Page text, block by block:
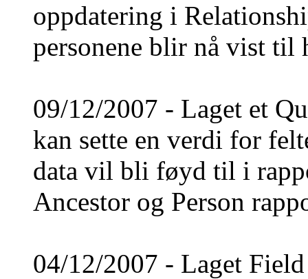
oppdatering i
personene blir nå vist til
09/12/2007 - Laget et
kan sette en verdi for
data vil bli føyd til i
Ancestor og Person
04/12/2007 - Laget